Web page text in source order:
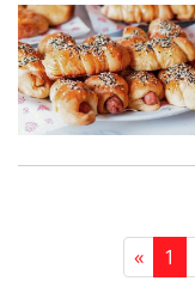
« 1